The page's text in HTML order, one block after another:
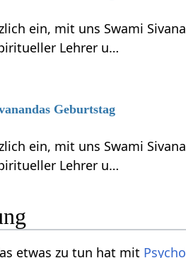
ein, mit uns Swami
Lehrer u…
Geburtstag
ein, mit uns Swami
Lehrer u…
das etwas zu tun hat mit